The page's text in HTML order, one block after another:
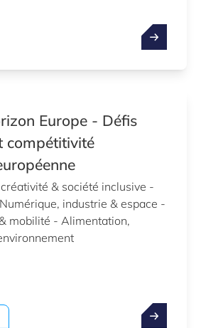
Europe - Défis
compétitivité
& société inclusive -
industrie & espace -
mobilité - Alimentation,